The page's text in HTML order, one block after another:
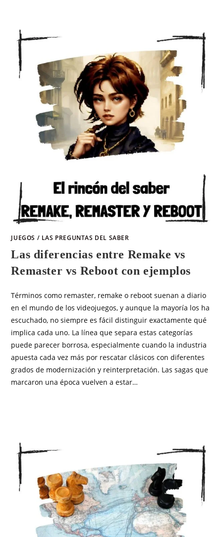
JUEGOS / LAS PREGUNTAS DEL SABER
Las diferencias entre Remake vs
Remaster vs Reboot con ejemplos
Términos como remaster, remake o reboot suenan a diario
en el mundo de los videojuegos, y aunque la mayoría los ha
escuchado, no siempre es fácil distinguir exactamente qué
implica cada uno. La línea que separa estas categorías
puede parecer borrosa, especialmente cuando la industria
apuesta cada vez más por rescatar clásicos con diferentes
grados de modernización y reinterpretación. Las sagas que
marcaron una época vuelven a estar…